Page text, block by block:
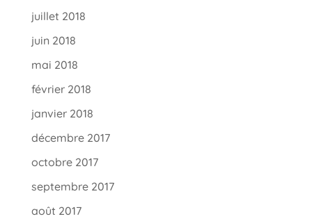
juillet 2018
juin 2018
mai 2018
février 2018
janvier 2018
décembre 2017
octobre 2017
septembre 2017
août 2017